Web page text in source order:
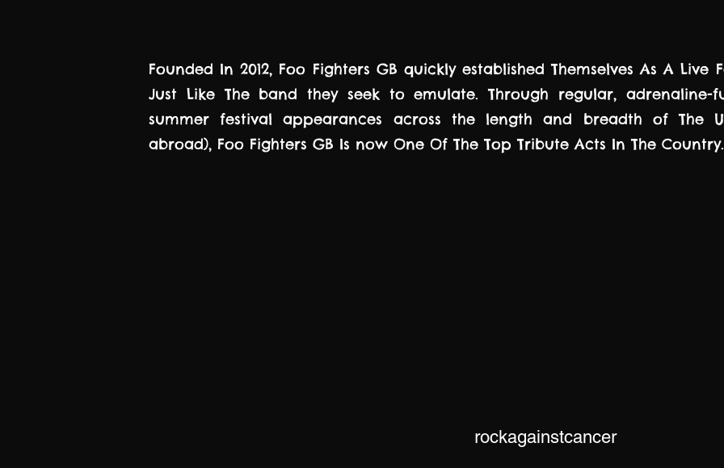
Founded In 2012, Foo Fighters GB quickly established Themselves As A Live
Just Like The band they seek to emulate. Through regular, adrenaline-
summer festival appearances across the length and breadth of The
abroad), Foo Fighters GB Is now One Of The Top Tribute Acts In The Country.
rockagainstcancer